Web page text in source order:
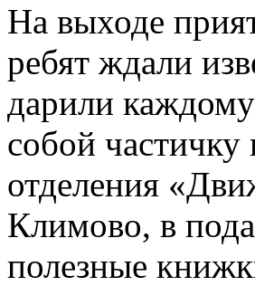
На выходе
ребят ждали
дарили
собой
отделения
Климово, в
полезные